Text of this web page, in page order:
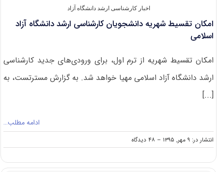
اخبار کارشناسی ارشد دانشگاه آزاد
امکان تقسیط شهریه دانشجویان کارشناسی ارشد دانشگاه آزاد
اسلامی
امکان تقسیط شهریه از ترم اول، برای ورودی‌های جدید کارشناسی
ارشد دانشگاه آزاد اسلامی مهیا خواهد شد. به گزارش مسترتست، به
[...]
ادامه مطلب…
انتشار در: ۹ مهر, ۱۳۹۵ -- ۴۸ دیدگاه
on
امکان
شهریه